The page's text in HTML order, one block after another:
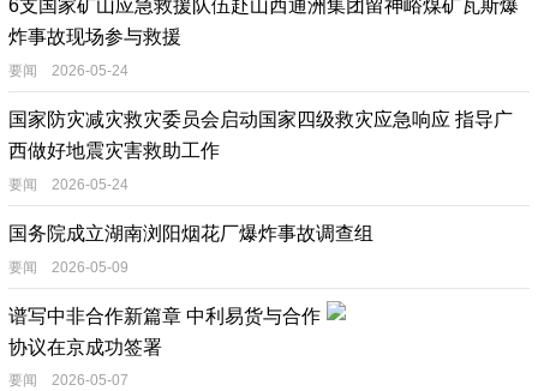
6支国家矿山应急救援队伍赴山西通洲集团留神峪煤矿瓦斯爆
炸事故现场参与救援
要闻 2026-05-24
国家防灾减灾救灾委员会启动国家四级救灾应急响应 指导广
西做好地震灾害救助工作
要闻 2026-05-24
国务院成立湖南浏阳烟花厂爆炸事故调查组
要闻 2026-05-09
谱写中非合作新篇章 中利易货与合作
协议在京成功签署
要闻 2026-05-07